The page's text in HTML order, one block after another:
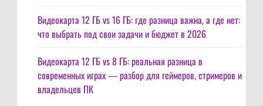
Видеокарта 12 ГБ vs 16 ГБ: где разница важна, а где нет:
что выбрать под свои задачи и бюджет в 2026
Видеокарта 12 ГБ vs 8 ГБ: реальная разница в
современных играх — разбор для геймеров, стримеров и
владельцев ПК